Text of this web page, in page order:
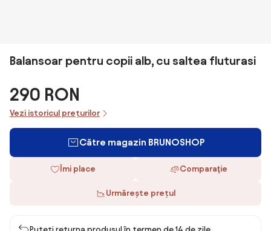
Balansoar pentru copii alb, cu saltea fluturasi
290 RON
Vezi istoricul prețurilor
Către magazin BRUNOSHOP
Îmi place Comparaţie
Urmărește prețul
Puteți returna produsul în termen de 14 de zile.